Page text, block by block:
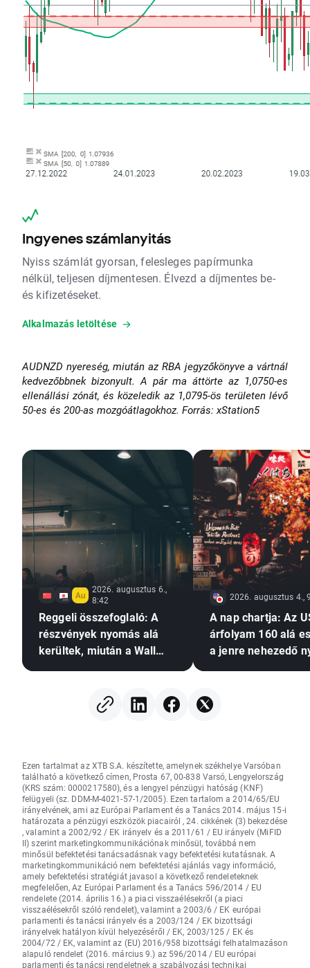
Ingyenes számlanyitás
Nyiss számlát gyorsan, felesleges papírmunka
nélkül, teljesen díjmentesen. Élvezd a díjmentes be-
és kifizetéseket.
Alkalmazás letöltése
AUDNZD nyereség, miután az RBA jegyzőkönyve a vártnál
kedvezőbbnek bizonyult. A pár ma áttörte az 1,0750-es
ellenállási zónát, és közeledik az 1,0795-ös területen lévő
50-es és 200-as mozgóátlagokhoz. Forrás: xStation5
2026. augusztus 6.,
8:42
Reggeli összefoglaló: A
részvények nyomás alá
kerültek, miután a Wall
került sor; a devizapiacok
stagnálnak (2026.08.06.)
2026. augusztus 4.,
A nap chartja: Az
árfolyam 160 alá
a jenre nehezedő
Ezen tartalmat az XTB S.A. készítette, amelynek székhelye Varsóban
található a következő címen, Prosta 67, 00-838 Varsó, Lengyelország
(KRS szám: 0000217580), és a lengyel pénzügyi hatóság (KNF)
felügyeli (sz. DDM-M-4021-57-1/2005). Ezen tartalom a 2014/65/EU
irányelvének, ami az Európai Parlament és a Tanács 2014. május 15-i
határozata a pénzügyi eszközök piacairól , 24. cikkének (3) bekezdése
, valamint a 2002/92 / EK irányelv és a 2011/61 / EU irányelv (MiFID
II) szerint marketingkommunikációnak minősül, továbbá nem
minősül befektetési tanácsadásnak vagy befektetési kutatásnak. A
marketingkommunikáció nem befektetési ajánlás vagy információ,
amely befektetési stratégiát javasol a következő rendeleteknek
megfelelően, Az Európai Parlament és a Tanács 596/2014 / EU
rendelete (2014. április 16.) a piaci visszaélésekről (a piaci
visszaélésekről szóló rendelet), valamint a 2003/6 / EK európai
parlamenti és tanácsi irányelv és a 2003/124 / EK bizottsági
irányelvek hatályon kívül helyezéséről / EK, 2003/125 / EK és
2004/72 / EK, valamint az (EU) 2016/958 bizottsági felhatalmazáson
alapuló rendelet (2016. március 9.) az 596/2014 / EU európai
parlamenti és tanácsi rendeletnek a szabályozási technikai